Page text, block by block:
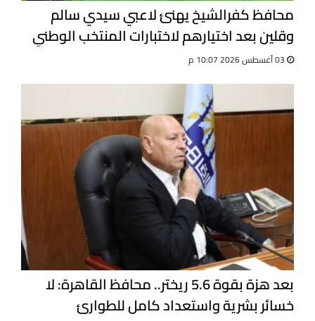
محافظ كفرالشيخ يهنئ لاعبي سيدي سالم
وقلين بعد اختيارهم لاختبارات المنتخب الوطني
للجيت كونى دو
بعد هزة بقوة 5.6 ريختر.. محافظ القاهرة: لا
خسائر بشرية واستعداد كامل للطوارئ